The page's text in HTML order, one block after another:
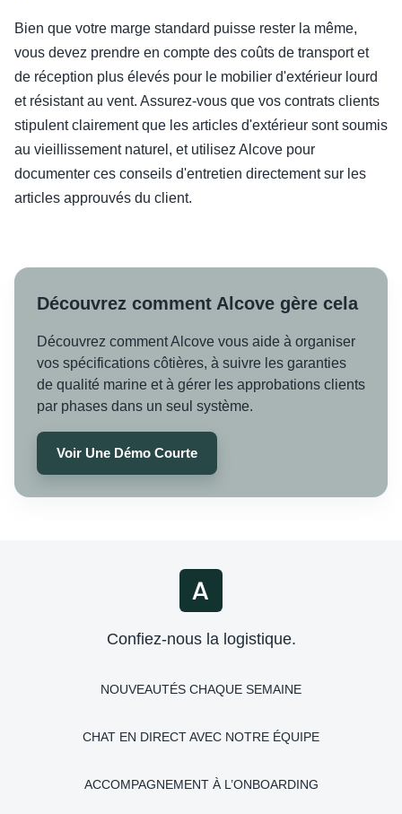
Bien que votre marge standard puisse rester la même,
vous devez prendre en compte des coûts de transport et
de réception plus élevés pour le mobilier d'extérieur lourd
et résistant au vent. Assurez-vous que vos contrats clients
stipulent clairement que les articles d'extérieur sont soumis
au vieillissement naturel, et utilisez Alcove pour
documenter ces conseils d'entretien directement sur les
articles approuvés du client.
Découvrez comment Alcove gère cela
Découvrez comment Alcove vous aide à organiser
vos spécifications côtières, à suivre les garanties
de qualité marine et à gérer les approbations clients
par phases dans un seul système.
Voir Une Démo Courte
Confiez-nous la logistique.
NOUVEAUTÉS CHAQUE SEMAINE
CHAT EN DIRECT AVEC NOTRE ÉQUIPE
ACCOMPAGNEMENT À L’ONBOARDING